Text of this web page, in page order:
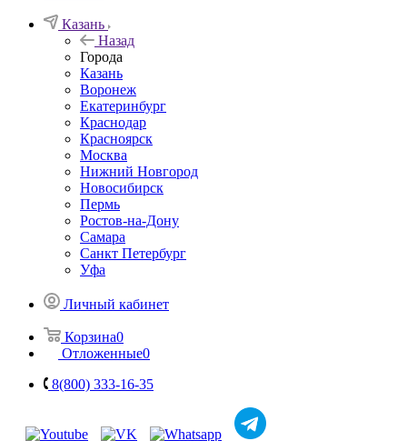
Казань
Назад
Города
Казань
Воронеж
Екатеринбург
Краснодар
Красноярск
Москва
Нижний Новгород
Новосибирск
Пермь
Ростов-на-Дону
Самара
Санкт Петербург
Уфа
Личный кабинет
Корзина0
Отложенные0
8(800) 333-16-35